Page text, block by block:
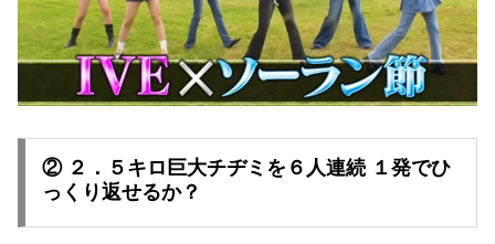
② ２．５キロ巨大チヂミを６人連続 １発でひ
っくり返せるか？